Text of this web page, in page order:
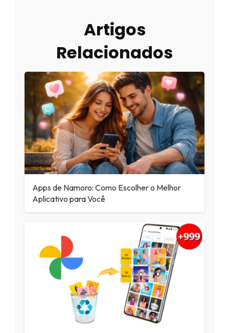
Artigos
Relacionados
Apps de Namoro: Como Escolher o Melhor
Aplicativo para Você